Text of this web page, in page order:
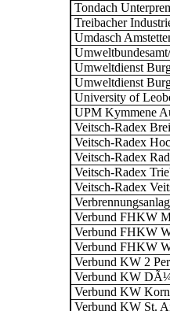
Tondach
Treibacher
Umdasch
Umweltdienst
Umweltdienst
University of
UPM Kymmene
Veitsch-Radex
Veitsch-Radex
Veitsch-Radex
Veitsch-Radex
Veitsch-Radex
Verbund FHKW
Verbund FHKW
Verbund FHKW
Verbund KW 2
Verbund KW
Verbund KW
Verbund KW St.